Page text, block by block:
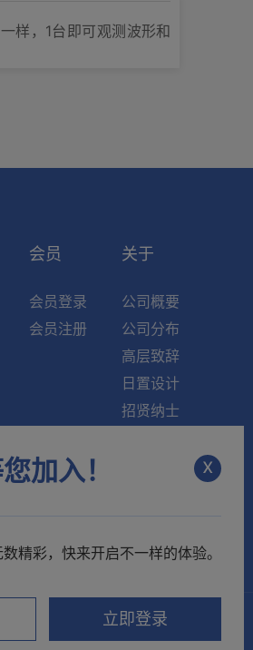
加入！ x
精彩，快来开启不一样的体验。
立即登录
样，1台即可观测波形和
会员
会员登录
会员注册
关于
公司概要
公司分布
高层致辞
日置设计
招贤纳士